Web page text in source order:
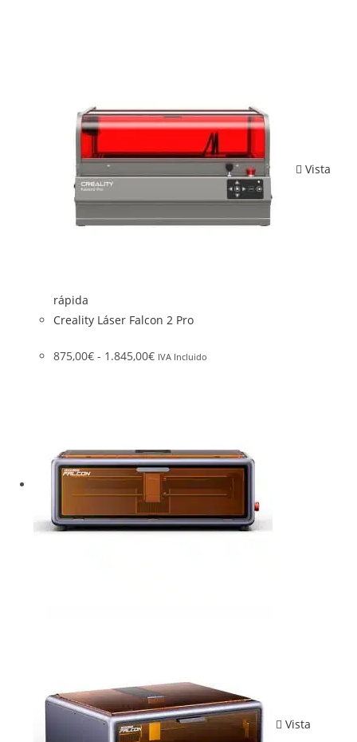
Vista
rápida
Creality Láser Falcon 2 Pro
875,00€ - 1.845,00€ IVA Incluido
Vista